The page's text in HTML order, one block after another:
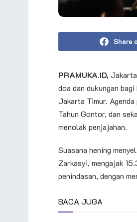
Share
PRAMUKA.ID,
doa dan dukungan
Jakarta Timur. Agenda
Tahun Gontor, dan
menolak penjajahan.
Suasana hening
Zarkasyi, mengajak
penindasan, dengan
BACA JUGA